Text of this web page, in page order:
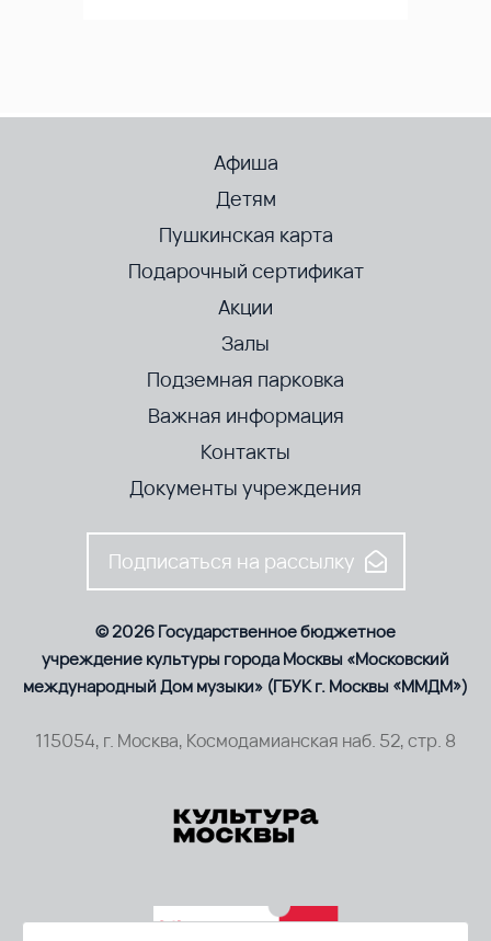
Афиша
Детям
Пушкинская карта
Подарочный сертификат
Акции
Залы
Подземная парковка
Важная информация
Контакты
Документы учреждения
Подписаться на рассылку
© 2026 Государственное бюджетное
учреждение культуры города Москвы «Московский
международный Дом музыки» (ГБУК г. Москвы «ММДМ»)
115054, г. Москва, Космодамианская наб. 52, стр. 8